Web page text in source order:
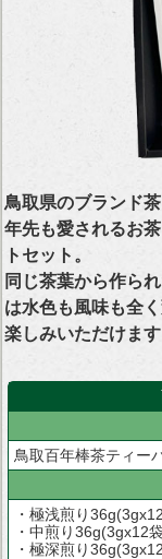
鳥取県のブランド
年先も愛されるお
トセット。
同じ茶葉から作ら
は水色も風味も全
楽しみいただけます
鳥取百年棒茶ティー
・極浅煎り
・中煎り36g(3gx12
・極深煎り